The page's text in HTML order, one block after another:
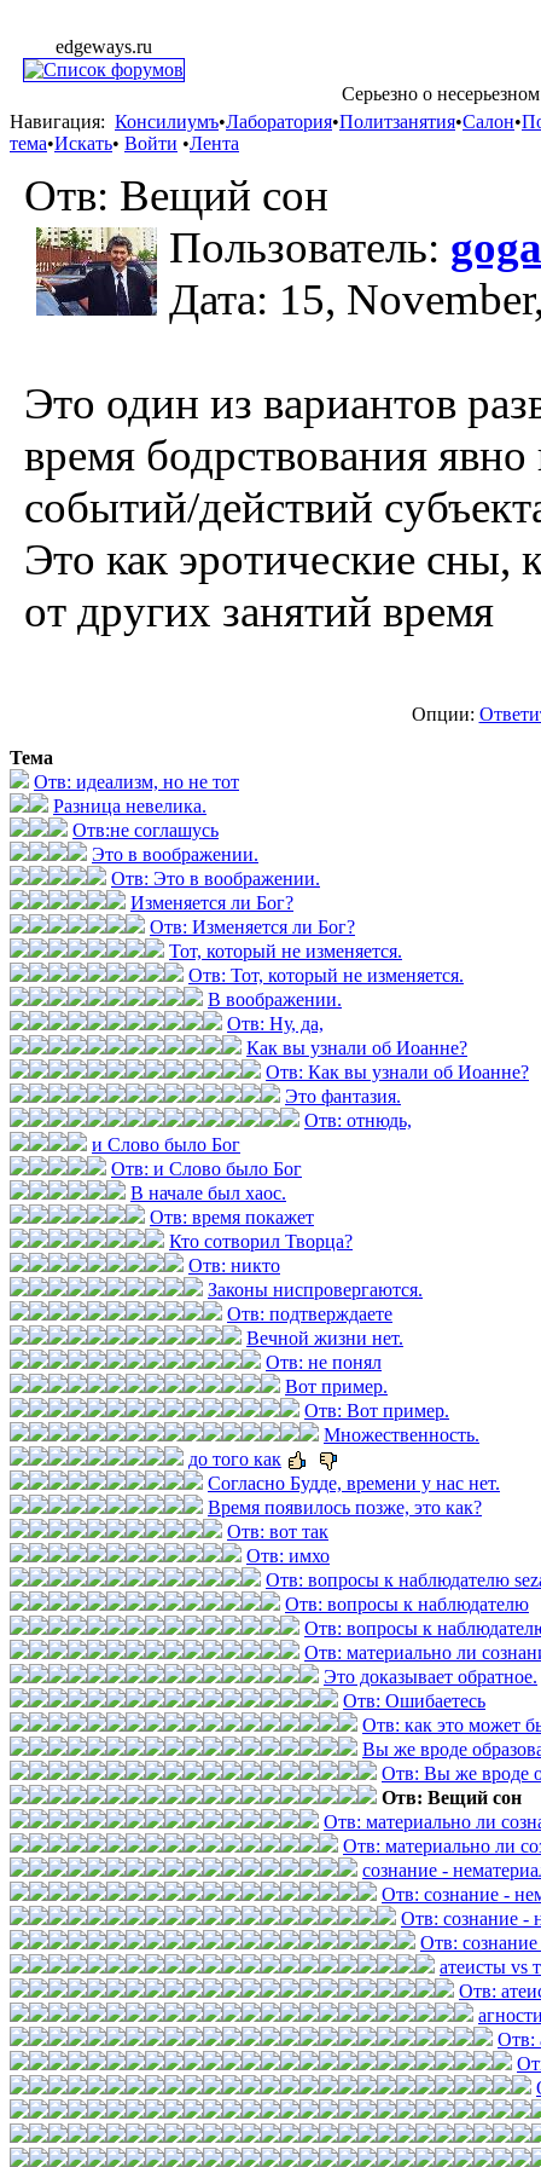
edgeways.ru
Серьезно о
Навигация: Консилиумъ•Лаборатория•Политзанятия•Салон•
тема•Искать• Войти •Лента
Отв: Вещий сон
Пользователь:
Дата: 15,
Это один из вариантов
время бодрствования явно
событий/действий
Это как эротические сны,
от других занятий время
Опции:
Тема
Отв: идеализм, но не тот
Разница невелика.
Отв:не соглашусь
Это в воображении.
Отв: Это в воображении.
Изменяется ли Бог?
Отв: Изменяется ли Бог?
Тот, который не изменяется.
Отв: Тот, который не изменяется.
В воображении.
Отв: Ну, да,
Как вы узнали об Иоанне?
Отв: Как вы узнали об Иоанне?
Это фантазия.
Отв: отнюдь,
и Слово было Бог
Отв: и Слово было Бог
В начале был хаос.
Отв: время покажет
Кто сотворил Творца?
Отв: никто
Законы ниспровергаются.
Отв: подтверждаете
Вечной жизни нет.
Отв: не понял
Вот пример.
Отв: Вот пример.
Множественность.
до того как
Согласно Будде, времени у нас нет.
Время появилось позже, это как?
Отв: вот так
Отв: имхо
Отв: вопросы к наблюдателю
Отв: вопросы к наблюдателю
Отв: вопросы к
Отв: материально ли
Это доказывает обратное.
Отв: Ошибаетесь
Отв: как это может
Вы же вроде
Отв: Вы же вроде
Отв: Вещий сон
Отв: материально ли
Отв: материально ли
сознание -
Отв: сознание -
Отв: сознание -
Отв:
атеисты vs
Отв:
Отв: